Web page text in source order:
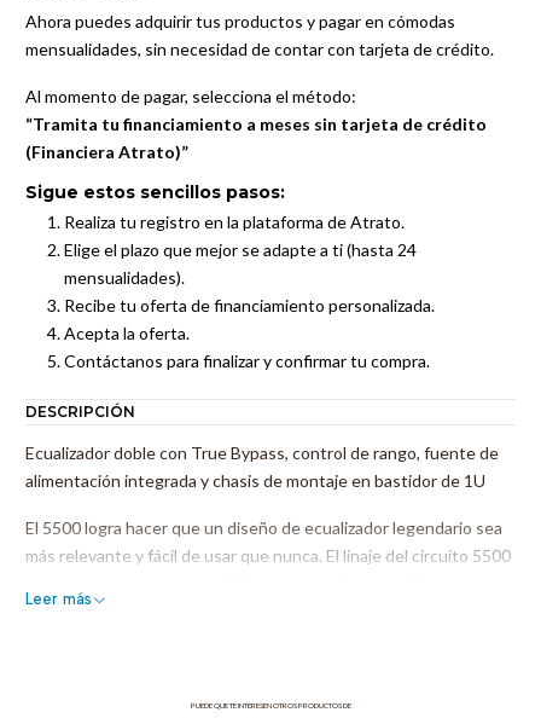
Ahora puedes adquirir tus productos y pagar en cómodas
mensualidades, sin necesidad de contar con tarjeta de crédito.
Al momento de pagar, selecciona el método:
“Tramita tu financiamiento a meses sin tarjeta de crédito
(Financiera Atrato)”
Sigue estos sencillos pasos:
Realiza tu registro en la plataforma de Atrato.
Elige el plazo que mejor se adapte a ti (hasta 24
mensualidades).
Recibe tu oferta de financiamiento personalizada.
Acepta la oferta.
Contáctanos para finalizar y confirmar tu compra.
DESCRIPCIÓN
Ecualizador doble con True Bypass, control de rango, fuente de
alimentación integrada y chasis de montaje en bastidor de 1U
El 5500 logra hacer que un diseño de ecualizador legendario sea
más relevante y fácil de usar que nunca. El linaje del circuito 5500
el fundador de Automated Processes Inc. El 550 fue diseñado
Leer más
PUEDE QUE TE INTERESEN OTROS PRODUCTOS DE